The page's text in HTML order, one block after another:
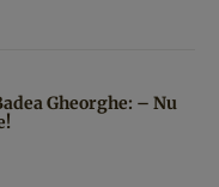
Gheorghe: – Nu